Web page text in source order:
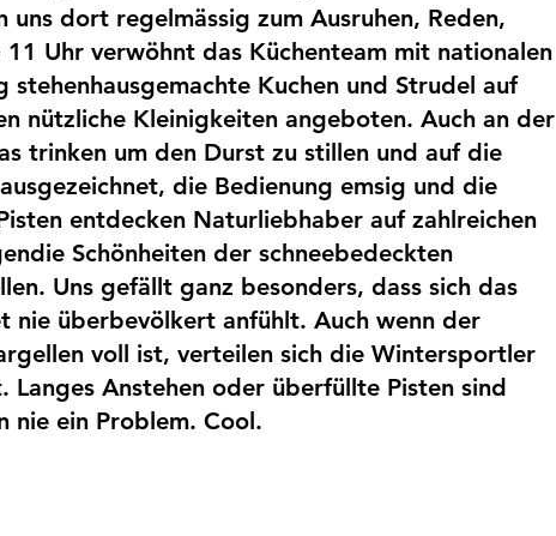
uns dort regelmässig zum Ausruhen, Reden,
Uhr verwöhnt das Küchenteam mit nationalen
Kuchen und Strudel auf
nützliche Kleinigkeiten angeboten. Auch an der
trinken um den Durst zu stillen und auf die
die Bedienung emsig und die
entdecken Naturliebhaber auf zahlreichen
Schönheiten der schneebedeckten
Uns gefällt ganz besonders, dass sich das
nie überbevölkert anfühlt. Auch wenn der
voll ist, verteilen sich die Wintersportler
Anstehen oder überfüllte Pisten sind
nie ein Problem. Cool.